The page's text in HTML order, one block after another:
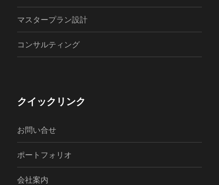
マスタープラン設計
コンサルティング
クイックリンク
お問い合せ
ポートフォリオ
会社案内